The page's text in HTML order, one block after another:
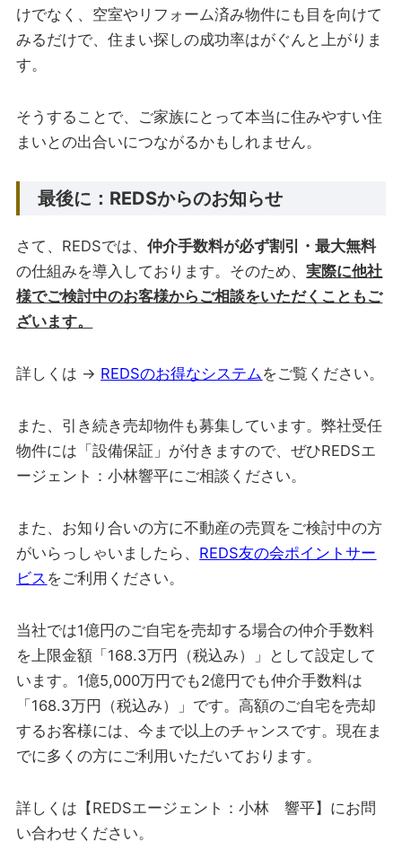
けでなく、空室やリフォーム済み物件にも目を向けて
みるだけで、住まい探しの成功率はがぐんと上がりま
す。
そうすることで、ご家族にとって本当に住みやすい住
まいとの出合いにつながるかもしれません。
最後に：REDSからのお知らせ
さて、REDSでは、仲介手数料が必ず割引・最大無料
の仕組みを導入しております。そのため、実際に他社
様でご検討中のお客様からご相談をいただくこともご
ざいます。
詳しくは → REDSのお得なシステムをご覧ください。
また、引き続き売却物件も募集しています。弊社受任
物件には「設備保証」が付きますので、ぜひREDSエ
ージェント：小林響平にご相談ください。
また、お知り合いの方に不動産の売買をご検討中の方
がいらっしゃいましたら、 REDS友の会ポイントサー
ビス をご利用ください。
当社では1億円のご自宅を売却する場合の仲介手数料
を上限金額「168.3万円（税込み）」として設定して
います。1億5,000万円でも2億円でも仲介手数料は
「168.3万円（税込み）」です。高額のご自宅を売却
するお客様には、今まで以上のチャンスです。現在ま
でに多くの方にご利用いただいております。
詳しくは【REDSエージェント：小林 響平】にお問
い合わせください。